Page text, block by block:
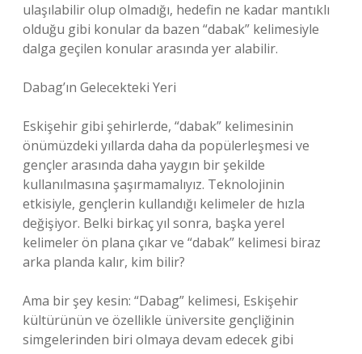
ulaşılabilir olup olmadığı, hedefin ne kadar mantıklı
olduğu gibi konular da bazen “dabak” kelimesiyle
dalga geçilen konular arasında yer alabilir.
Dabag’ın Gelecekteki Yeri
Eskişehir gibi şehirlerde, “dabak” kelimesinin
önümüzdeki yıllarda daha da popülerleşmesi ve
gençler arasında daha yaygın bir şekilde
kullanılmasına şaşırmamalıyız. Teknolojinin
etkisiyle, gençlerin kullandığı kelimeler de hızla
değişiyor. Belki birkaç yıl sonra, başka yerel
kelimeler ön plana çıkar ve “dabak” kelimesi biraz
arka planda kalır, kim bilir?
Ama bir şey kesin: “Dabag” kelimesi, Eskişehir
kültürünün ve özellikle üniversite gençliğinin
simgelerinden biri olmaya devam edecek gibi